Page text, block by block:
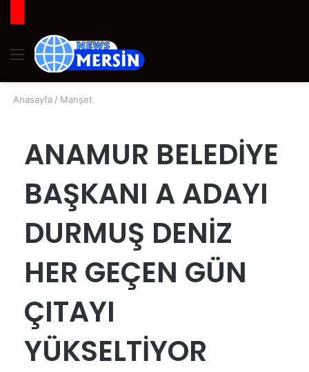
Menü
Anasayfa / Manşet
ANAMUR BELEDİYE
BAŞKANI A ADAYI
DURMUŞ DENİZ
HER GEÇEN GÜN
ÇITAYI
YÜKSELTİYOR